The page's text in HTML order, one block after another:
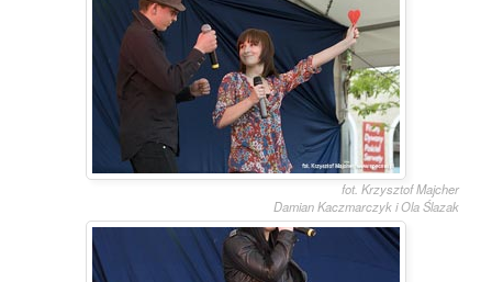
fot. Krzysztof Majcher
Damian Kaczmarczyk i Ola Ślazak